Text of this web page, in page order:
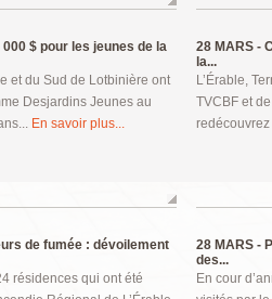
$ pour les jeunes de la
et du Sud de Lotbinière ont
Desjardins Jeunes au
En savoir plus...
28 MARS -
la...
L’Érable,
TVCBF et
de fumée : dévoilement
résidences qui ont été
28 MARS -
des...
En cour